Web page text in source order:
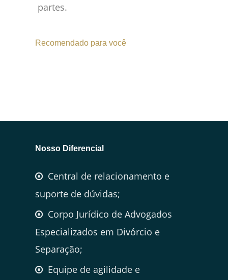
partes.
Recomendado para você
Nosso Diferencial
Central de relacionamento e
suporte de dúvidas;
Corpo Jurídico de Advogados
Especializados em Divórcio e
Separação;
Equipe de agilidade e